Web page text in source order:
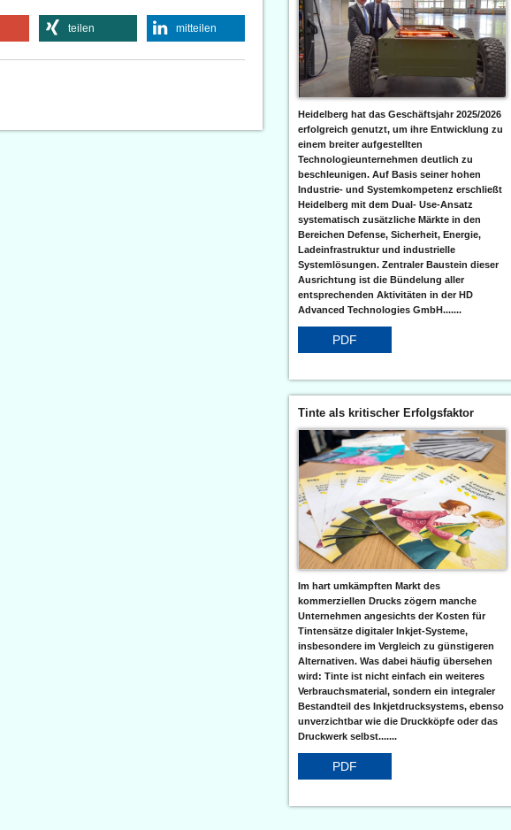
teilen mitteilen
Heidelberg hat das Geschäftsjahr 2025/2026
erfolgreich genutzt, um ihre Entwicklung zu
einem breiter aufgestellten
Technologieunternehmen deutlich zu
beschleunigen. Auf Basis seiner hohen
Industrie- und Systemkompetenz erschließt
Heidelberg mit dem Dual- Use-Ansatz
systematisch zusätzliche Märkte in den
Bereichen Defense, Sicherheit, Energie,
Ladeinfrastruktur und industrielle
Systemlösungen. Zentraler Baustein dieser
Ausrichtung ist die Bündelung aller
entsprechenden Aktivitäten in der HD
Advanced Technologies GmbH.......
PDF
Tinte als kritischer Erfolgsfaktor
Im hart umkämpften Markt des
kommerziellen Drucks zögern manche
Unternehmen angesichts der Kosten für
Tintensätze digitaler Inkjet-Systeme,
insbesondere im Vergleich zu günstigeren
Alternativen. Was dabei häufig übersehen
wird: Tinte ist nicht einfach ein weiteres
Verbrauchsmaterial, sondern ein integraler
Bestandteil des Inkjetdrucksystems, ebenso
unverzichtbar wie die Druckköpfe oder das
Druckwerk selbst.......
PDF